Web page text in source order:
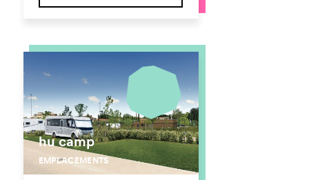
hu camp
EMPLACEMENTS